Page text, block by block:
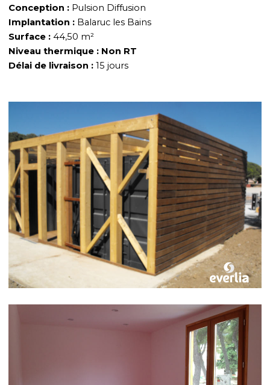
Conception : Pulsion Diffusion
Implantation : Balaruc les Bains
Surface : 44,50 m²
Niveau thermique : Non RT
Délai de livraison : 15 jours